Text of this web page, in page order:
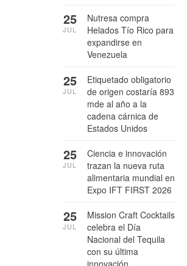
Nutresa compra
Helados Tío Rico para
expandirse en
Venezuela
25
JUL
Etiquetado obligatorio
de origen costaría 893
mde al año a la
cadena cárnica de
Estados Unidos
25
JUL
Ciencia e innovación
trazan la nueva ruta
alimentaria mundial en
Expo IFT FIRST 2026
25
JUL
Mission Craft Cocktails
celebra el Día
Nacional del Tequila
con su última
25
JUL